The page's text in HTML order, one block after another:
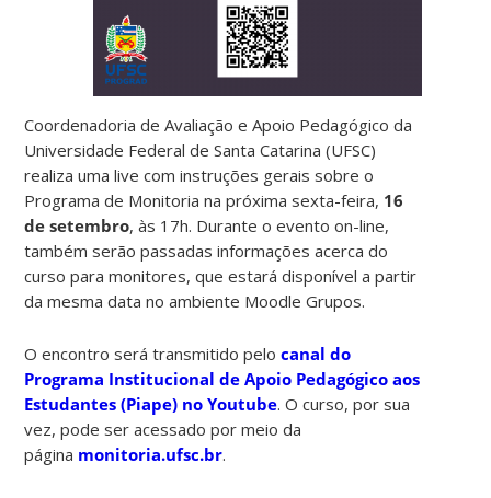
Coordenadoria de Avaliação e Apoio Pedagógico da
Universidade Federal de Santa Catarina (UFSC)
realiza uma live com instruções gerais sobre o
Programa de Monitoria na próxima sexta-feira, 16
de setembro, às 17h. Durante o evento on-line,
também serão passadas informações acerca do
curso para monitores, que estará disponível a partir
da mesma data no ambiente Moodle Grupos.
O encontro será transmitido pelocanal do
Programa Institucional de Apoio Pedagógico aos
Estudantes (Piape) no Youtube. O curso, por sua
vez, pode ser acessado por meio da
página monitoria.ufsc.br.